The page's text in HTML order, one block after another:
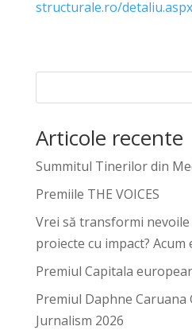
structurale.ro/
Articole recente
Summitul Tinerilor din
Premiile THE VOICES
Vrei să transformi
proiecte cu impact?
Premiul Capitala
Premiul Daphne Caruana
Jurnalism 2026